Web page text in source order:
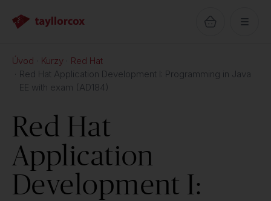
Úvod Kurzy
Red Hat
Red Hat Application Development I: Programming in Java
EE with exam (AD184)
Red Hat
Application
Development I: